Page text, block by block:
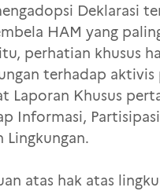
Deklarasi
HAM yang
perhatian khusus
terhadap
Laporan Khusus
Informasi,
Lingkungan.
atas hak atas